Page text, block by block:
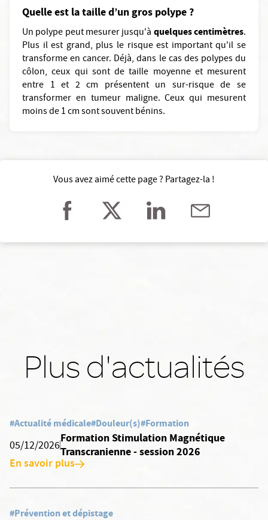
Quelle est la taille d’un gros polype ?
Un polype peut mesurer jusqu'à quelques centimètres.
Plus il est grand, plus le risque est important qu'il se
transforme en cancer. Déjà, dans le cas des polypes du
côlon, ceux qui sont de taille moyenne et mesurent
entre 1 et 2 cm présentent un sur-risque de se
transformer en tumeur maligne. Ceux qui mesurent
moins de 1 cm sont souvent bénins.
Vous avez aimé cette page ? Partagez-la !
Plus d'actualités
#Actualité médicale#Douleur(s)#Formation
05/12/2026
Formation Stimulation Magnétique
Transcranienne - session 2026
En savoir plus
#Prévention et dépistage